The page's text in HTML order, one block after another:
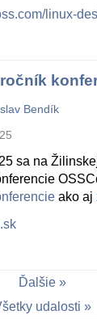
linux-
Bendík
sa na
ako aj
Ďalšie
udalosti